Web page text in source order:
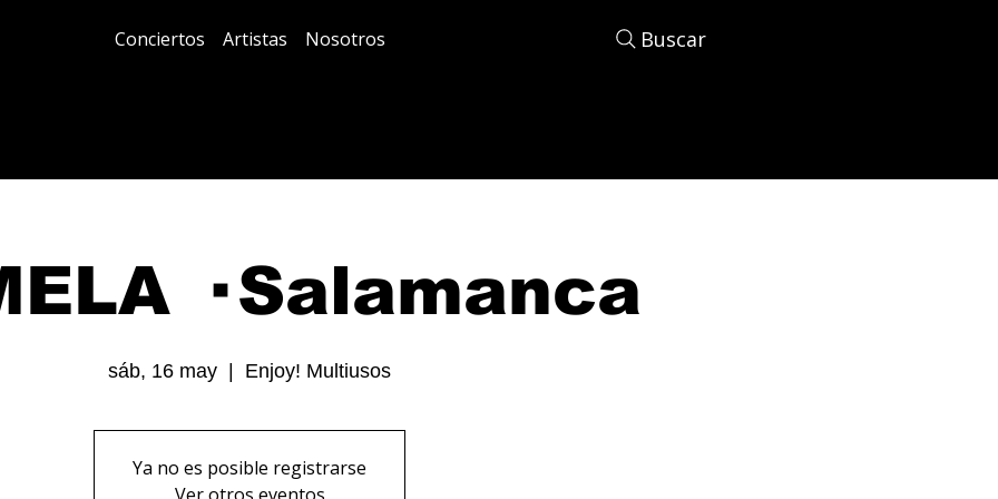
Conciertos Artistas Nosotros Buscar
· Salamanca
sáb, 16 may Enjoy! Multiusos
Ya no es posible registrarse